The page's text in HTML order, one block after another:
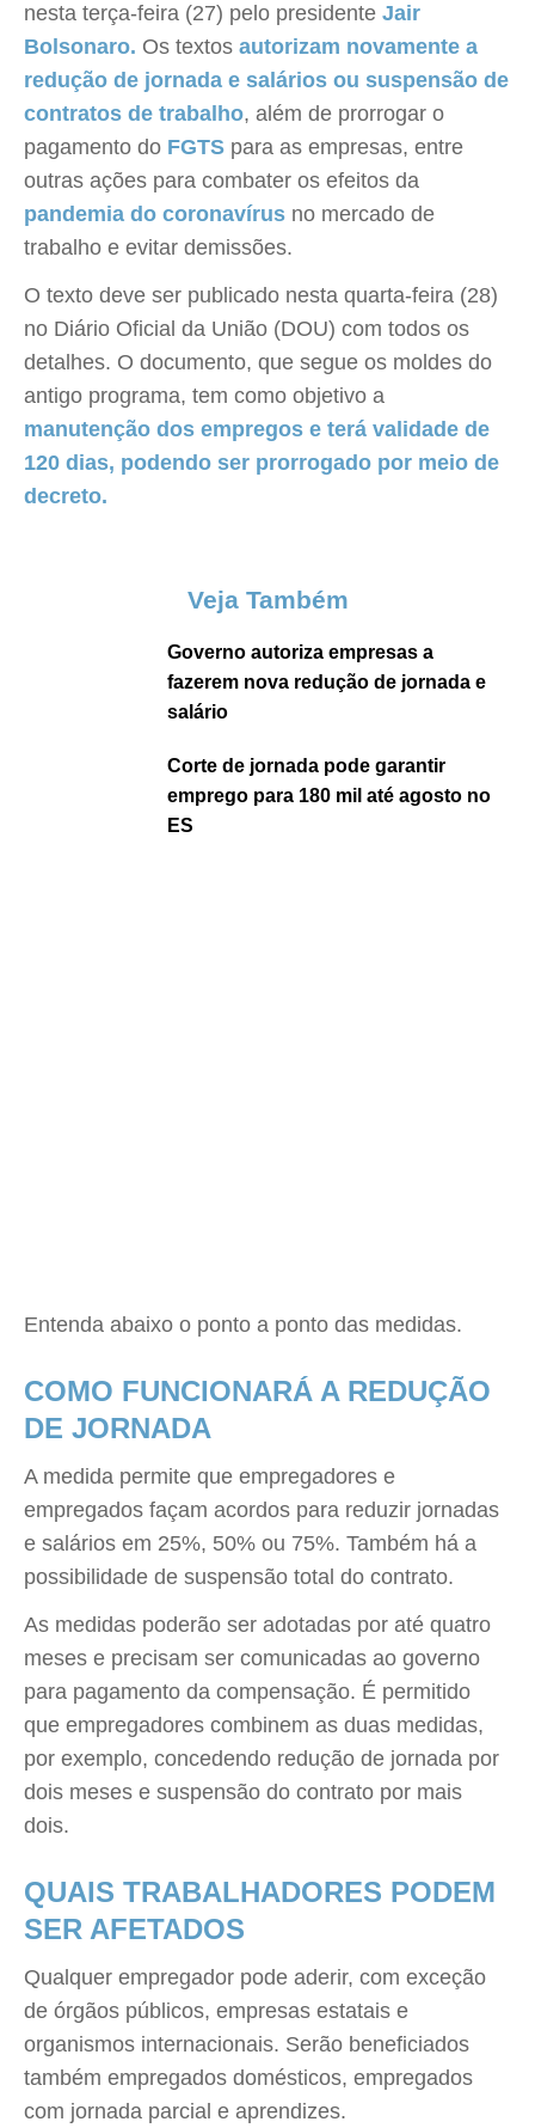
nesta terça-feira (27) pelo presidente Jair
Bolsonaro. Os textos autorizam novamente a
redução de jornada e salários ou suspensão de
contratos de trabalho, além de prorrogar o
pagamento do FGTS para as empresas, entre
outras ações para combater os efeitos da
pandemia do coronavírus no mercado de
trabalho e evitar demissões.
O texto deve ser publicado nesta quarta-feira (28)
no Diário Oficial da União (DOU) com todos os
detalhes. O documento, que segue os moldes do
antigo programa, tem como objetivo a
manutenção dos empregos e terá validade de
120 dias, podendo ser prorrogado por meio de
decreto.
Veja Também
Governo autoriza empresas a
fazerem nova redução de jornada e
salário
Corte de jornada pode garantir
emprego para 180 mil até agosto no
ES
Entenda abaixo o ponto a ponto das medidas.
COMO FUNCIONARÁ A REDUÇÃO
DE JORNADA
A medida permite que empregadores e
empregados façam acordos para reduzir jornadas
e salários em 25%, 50% ou 75%. Também há a
possibilidade de suspensão total do contrato.
As medidas poderão ser adotadas por até quatro
meses e precisam ser comunicadas ao governo
para pagamento da compensação. É permitido
que empregadores combinem as duas medidas,
por exemplo, concedendo redução de jornada por
dois meses e suspensão do contrato por mais
dois.
QUAIS TRABALHADORES PODEM
SER AFETADOS
Qualquer empregador pode aderir, com exceção
de órgãos públicos, empresas estatais e
organismos internacionais. Serão beneficiados
também empregados domésticos, empregados
com jornada parcial e aprendizes.